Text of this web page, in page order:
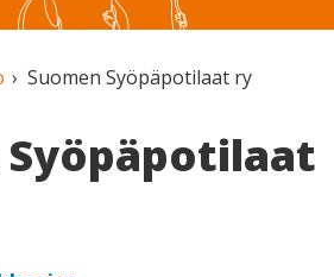
Suomen Syöpäpotilaat ry
Syöpäpotilaat